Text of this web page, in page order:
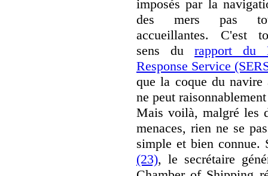
imposés par la
des mers pas
accueillantes. C'est
sens du rapport du
Response Service
que la coque du
ne peut
Mais voilà, malgré les
menaces, rien ne se
simple et bien
(23), le secrétaire